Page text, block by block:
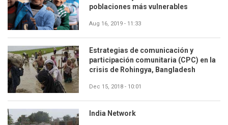
poblaciones más vulnerables
Aug 16, 2019 - 11:33
Estrategias de comunicación y
participación comunitaria (CPC) en la
crisis de Rohingya, Bangladesh
Dec 15, 2018 - 10:01
India Network